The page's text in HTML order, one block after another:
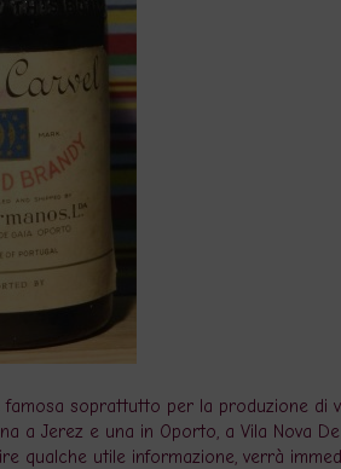
famosa soprattutto per la produzione di
a Jerez e una in Oporto, a Vila Nova
qualche utile informazione, verrà